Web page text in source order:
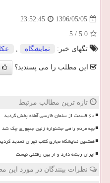
1396/05/05
23:52:45
5.0
/
5
تگهای خبر:
نمایشگاه ,
این مطلب را می پسندید؟
تازه ترین مطالب مرتبط
۶۰ قسمت از سلمان فارسی آماده پخش گردید
بچه مردم راهی جشنواره زلین جمهوری چک شد
هفتمین نمایشگاه مجازی کتاب تهران تمدید
ایران ریشه دارد و از بین رفتنی نیست
نظرات بینندگان در مورد این